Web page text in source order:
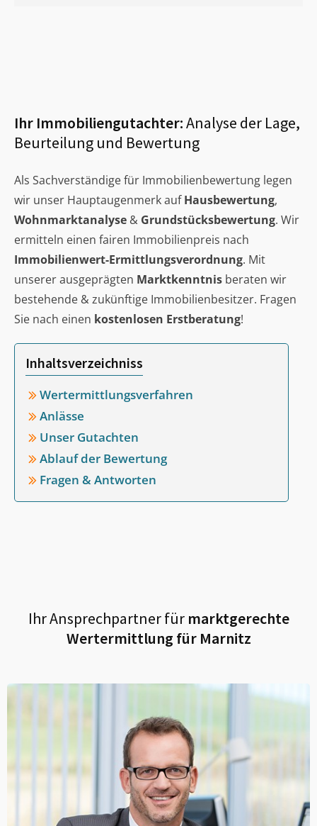
Ihr Immobiliengutachter:Analyse der Lage,
Beurteilung und Bewertung
Als Sachverständige für Immobilienbewertung legen
wir unser Hauptaugenmerk aufHausbewertung,
Wohnmarktanalyse & Grundstücksbewertung. Wir
ermitteln einen fairen Immobilienpreis nach
Immobilienwert-Ermittlungsverordnung. Mit
unserer ausgeprägten Marktkenntnis beraten wir
bestehende & zukünftige Immobilienbesitzer. Fragen
Sie nach einen kostenlosen Erstberatung!
Inhaltsverzeichniss
Wertermittlungsverfahren
Anlässe
Unser Gutachten
Ablauf der Bewertung
Fragen & Antworten
Ihr Ansprechpartner fürmarktgerechte
Wertermittlung für Marnitz